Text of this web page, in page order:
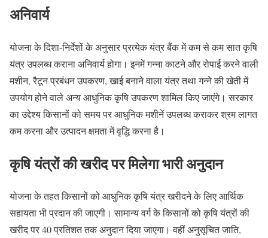
अनिवार्य
योजना के दिशा-निर्देशों के अनुसार प्रत्येक यंत्र बैंक में कम से कम सात कृषि
यंत्र उपलब्ध कराना अनिवार्य होगा। इनमें गन्ना काटने और रोपाई करने वाली
मशीन, रैटून प्रबंधन उपकरण, खाई बनाने वाला यंत्र तथा गन्ने की खेती में
उपयोग होने वाले अन्य आधुनिक कृषि उपकरण शामिल किए जाएंगे। सरकार
का उद्देश्य किसानों को समय पर आधुनिक मशीनें उपलब्ध कराकर श्रम लागत
कम करना और उत्पादन क्षमता में वृद्धि करना है।
कृषि यंत्रों की खरीद पर मिलेगा भारी अनुदान
योजना के तहत किसानों को आधुनिक कृषि यंत्र खरीदने के लिए आर्थिक
सहायता भी प्रदान की जाएगी। सामान्य वर्ग के किसानों को कृषि यंत्रों की
खरीद पर 40 प्रतिशत तक अनुदान दिया जाएगा। वहीं अनुसूचित जाति,